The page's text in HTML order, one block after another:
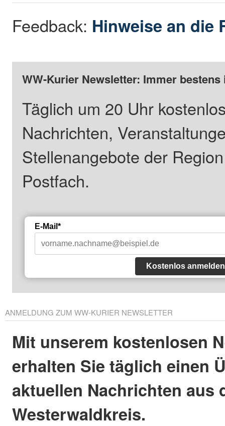
Feedback: Hinweise an die
WW-Kurier Newsletter: Immer
Täglich um 20 Uhr
Nachrichten,
Stellenangebote der
Postfach.
E-Mail*
Kostenlos anmelden
ANMELDUNG ZUM WW-KURIER NEWSLETTER
Mit unserem kostenlosen
erhalten Sie täglich einen
aktuellen Nachrichten aus
Westerwaldkreis.